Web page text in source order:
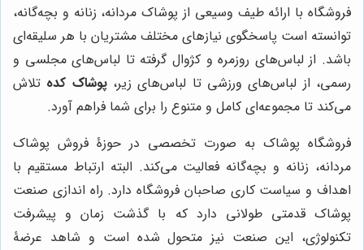
فروشگاه با ارائه طیف وسیعی از پوشاک مردانه، زنانه و بچه‌گانه،
توانسته است پاسخگوی نیازهای مختلف مشتریان با هر سلیقه‌ای
باشد. از لباس‌های روزمره و کژوال گرفته تا لباس‌های مجلسی و
رسمی، از لباس‌های ورزشی تا لباس‌های زیر،پوشاک کده تلاش
می‌کند تا مجموعه‌ای کامل و متنوع را برای شما فراهم آورد.
فروشگاه پوشاک به صورت تخصصی در حوزۀ فروش پوشاک
مردانه، زنانه و بچه‌گانه فعالیت می‌کند. البته ارتباط مستقیم با
اهداف و سیاست کاری صاحبان فروشگاه دارد. راه اندازی صنعت
پوشاک قدمتی طولانی دارد که با گذشت زمان و پیشرفت
تکنولوژی، این صنعت نیز متحول شده است و شاهد عرضۀ